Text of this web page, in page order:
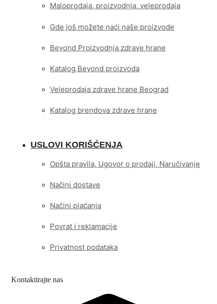
Maloprodaja, proizvodnja, veleprodaja
Gde još možete naći naše proizvode
Beyond Proizvodnja zdrave hrane
Katalog Beyond proizvoda
Veleprodaja zdrave hrane Beograd
Katalog brendova zdrave hrane
USLOVI KORIŠĆENJA
Opšta pravila, Ugovor o prodaji, Naručivanje
Načini dostave
Načini plaćanja
Povrat i reklamacije
Privatnost podataka
Kontaktirajte nas